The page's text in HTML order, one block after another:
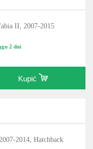
II, 2007-2015
2 dni
Kupić
2014, Hatchback